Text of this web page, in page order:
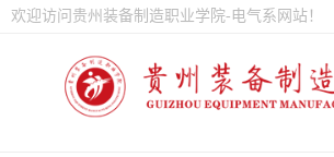
欢迎访问贵州装备制造职业学院-电气系网站！